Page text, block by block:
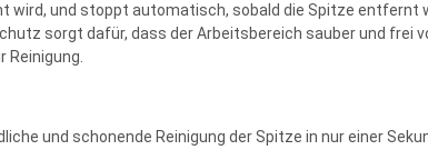
wird, und stoppt automatisch, sobald die Spitze
sorgt dafür, dass der Arbeitsbereich sauber und frei
Reinigung.
und schonende Reinigung der Spitze in nur einer